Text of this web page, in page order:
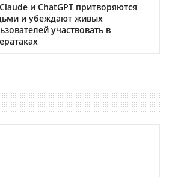
и ChatGPT притворяются
и убеждают живых
участвовать в